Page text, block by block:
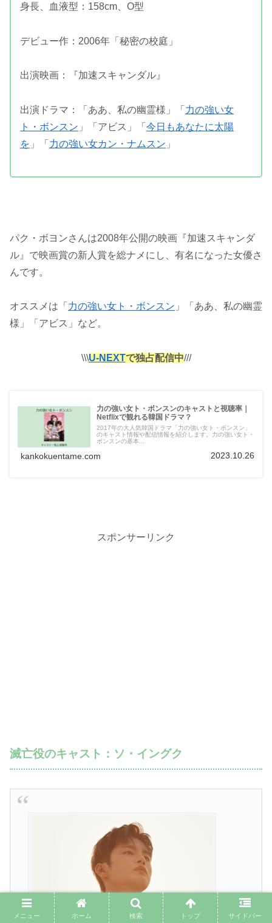
身長、血液型：158cm、O型
デビュー作：2006年「秘密の校庭」
出演映画：『加速スキャンダル』
出演ドラマ：「ああ、私の幽霊様」「 力の強い女
ト・ボンスン 」「アビス」「 今日もあなたに太陽
を 」「 力の強い女カン・ナムスン 」
パク・ボヨンさんは2008年公開の映画『加速スキャンダ
ル』で映画賞の新人賞を総ナメにし、有名になった女優さ
んです。
オススメは「 力の強い女ト・ボンスン 」「ああ、私の幽霊
様」「アビス」など。
\\\U-NEXTで独占配信中///
力の強い女ト・ボンスンのキャストと視聴率｜
Netflixで観れる韓国ドラマ？
2017年の大人気韓国ドラマ「力の強い女ト・ボンスン」
のキャスト情報や配信情報を紹介します。力の強い女ト・
ボンスンの基本...
kankokuentame.com 2023.10.26
スポンサーリンク
滅亡役のキャスト：ソ・イングク
メニュー ホーム 検索 トップ サイドバー